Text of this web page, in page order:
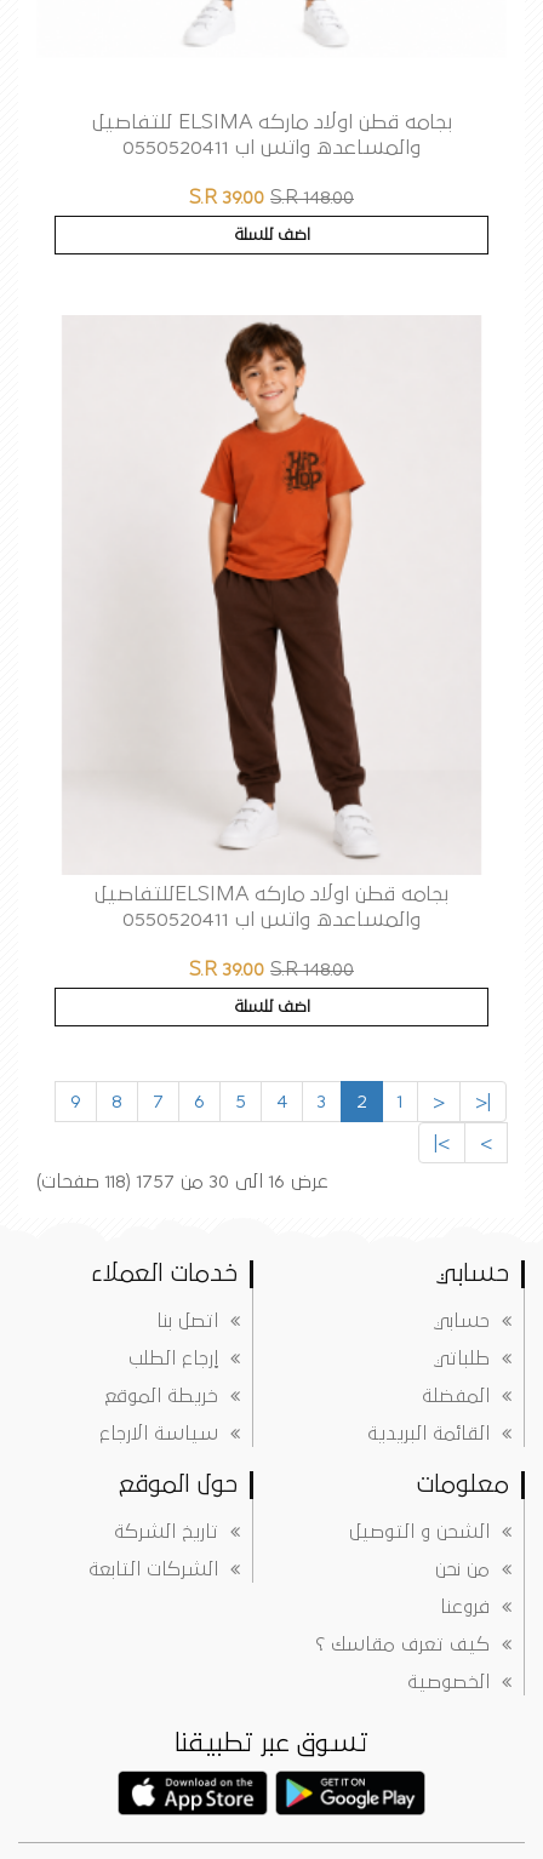
بجامه قطن اولاد ماركه ELSIMA للتفاصيل
والمساعده واتس اب 0550520411
S.R 39.00 S.R 148.00
اضف للسلة
بجامه قطن اولاد ماركه ELSIMAللتفاصيل
والمساعده واتس اب 0550520411
S.R 39.00 S.R 148.00
اضف للسلة
|<
<
1
2
3
4
5
6
7
8
9
>
>|
عرض 16 الى 30 من 1757 (118 صفحات)
حسابي
حسابي
طلباتي
المفضلة
القائمة البريدية
خدمات العملاء
اتصل بنا
إرجاع الطلب
خريطة الموقع
سياسة الارجاع
معلومات
الشحن و التوصيل
من نحن
فروعنا
كيف تعرف مقاسك ؟
الخصوصية
حول الموقع
تاريخ الشركة
الشركات التابعة
تسوق عبر تطبيقنا